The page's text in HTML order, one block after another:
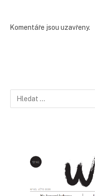
Komentáře jsou uzavřeny.